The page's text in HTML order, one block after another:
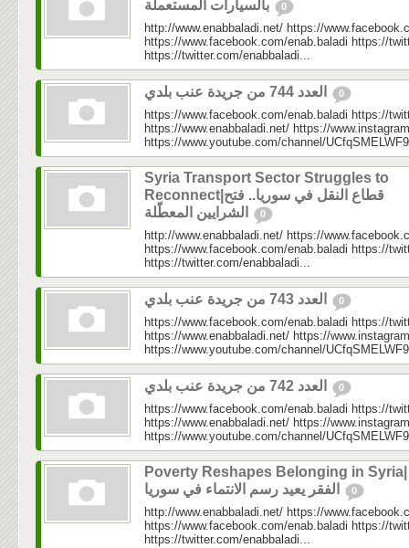
0
http://www.enabbaladi.net/ https://
https://www.facebook.com/enab.baladi https://
https://twitter.com/enabbaladi...
0
https://www.facebook.com/enab.baladi https://
https://www.enabbaladi.net/ https://
https://www.youtube.com/channel/
Syria Transport Sector Struggles to
Reconnect|قطاع النقل في سوريا.. فتح
0
http://www.enabbaladi.net/ https://
https://www.facebook.com/enab.baladi https://
https://twitter.com/enabbaladi...
0
https://www.facebook.com/enab.baladi https://
https://www.enabbaladi.net/ https://
https://www.youtube.com/channel/
0
https://www.facebook.com/enab.baladi https://
https://www.enabbaladi.net/ https://
https://www.youtube.com/channel/
Poverty Reshapes Belonging in Syria|
0
http://www.enabbaladi.net/ https://
https://www.facebook.com/enab.baladi https://
https://twitter.com/enabbaladi...